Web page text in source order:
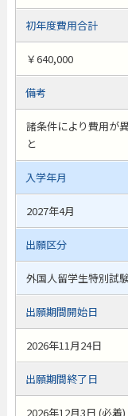
初年度費用合計
￥640,000
備考
諸条件により費用が
と
入学年月
2027年4月
出願区分
外国人留学生特別試
出願期間開始日
2026年11月24日
出願期間終了日
2026年12月3日 (必着)